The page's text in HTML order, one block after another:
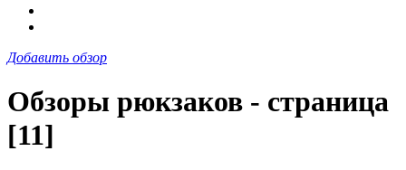
Добавить обзор
Обзоры рюкзаков - страница
[11]